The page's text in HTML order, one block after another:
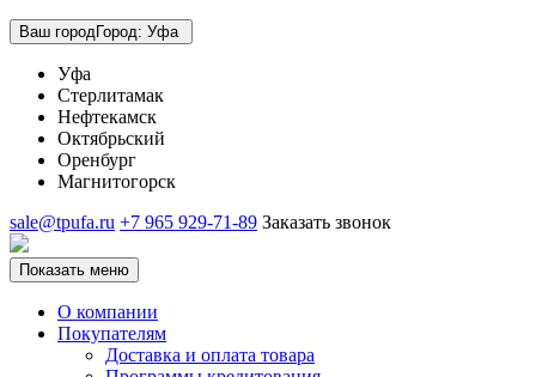
Ваш городГород: Уфа
Уфа
Стерлитамак
Нефтекамск
Октябрьский
Оренбург
Магнитогорск
sale@tpufa.ru +7 965 929-71-89 Заказать звонок
Показать меню
О компании
Покупателям
Доставка и оплата товара